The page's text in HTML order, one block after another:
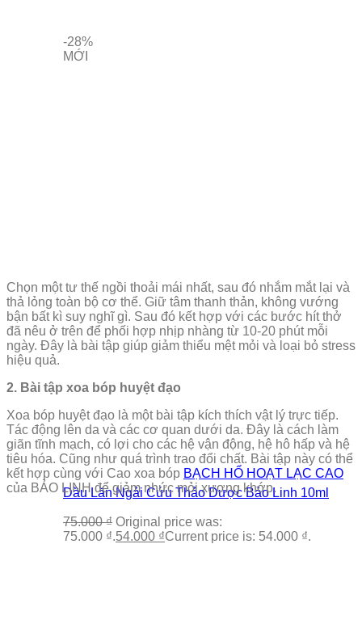
-28%
MỚI
Dầu Lăn Ngải Cứu Thảo Dược Bảo Linh 10ml
75.000₫ Original price was:
75.000 ₫.54.000 ₫Current price is: 54.000 ₫.
Chọn một tư thế ngồi thoải mái nhất, sau đó nhắm mắt lại và
thả lỏng toàn bộ cơ thể. Giữ tâm thanh thản, không vướng
bận bất kì suy nghĩ gì. Sau đó kết hợp với các bước hít thở
đã nêu ở trên để phối hợp nhịp nhàng từ 10-20 phút mỗi
ngày. Đây là bài tập giúp giảm thiểu mệt mỏi và loại bỏ stress
hiệu quả.
2. Bài tập xoa bóp huyệt đạo
Xoa bóp huyệt đạo là một bài tập kích thích vật lý trực tiếp.
Tác động lên da và các cơ quan dưới da. Đây là cách làm
giãn tĩnh mạch, có lợi cho các hệ vận động, hệ hô hấp và hệ
tiêu hóa. Cũng như quá trình trao đổi chất. Bài tập này có thể
kết hợp cùng với Cao xoa bóp BẠCH HỔ HOẠT LẠC CAO
của BẢO LINH để giảm nhức mỏi xương khớp.